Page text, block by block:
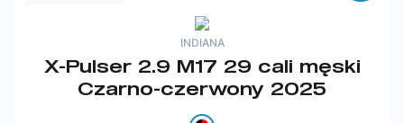
INDIANA
X-Pulser 2.9 M17 29 cali męski
Czarno-czerwony 2025